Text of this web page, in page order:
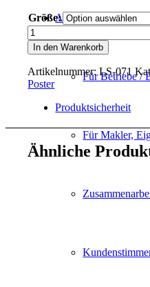
Architektur
Für Betriebe /
Für Makler,
Größe:
Wind
von
vorn
Menge
In den Warenkorb
Artikelnummer:LS-071
Poster
Produktsicherheit
Ähnliche